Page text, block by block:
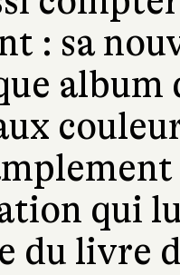
: sa
album
qui
du livre